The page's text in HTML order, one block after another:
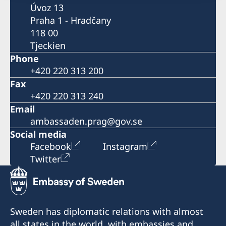
Úvoz 13
Praha 1 - Hradčany
118 00
Tjeckien
Phone
+420 220 313 200
Fax
+420 220 313 240
Email
ambassaden.prag@gov.se
Social media
Facebook
Instagram
Twitter
Sweden has diplomatic relations with almost